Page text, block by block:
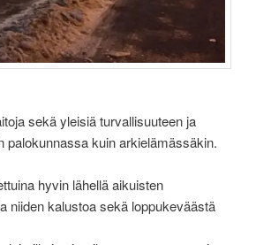
sekä yleisiä turvallisuuteen ja
palokunnassa kuin arkielämässäkin.
hyvin lähellä aikuisten
niiden kalustoa sekä loppukeväästä